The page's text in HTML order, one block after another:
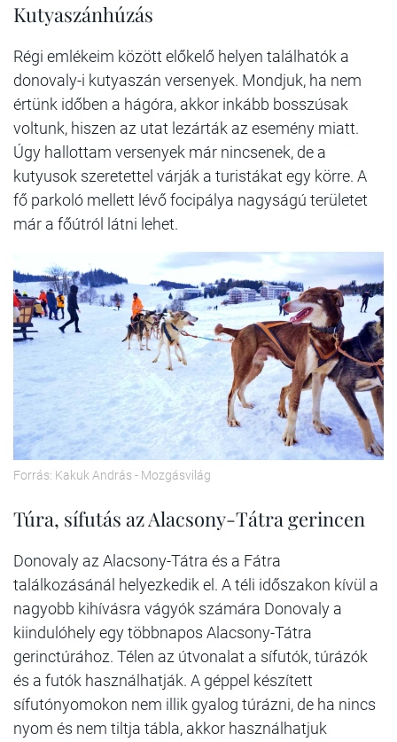
Kutyaszánhúzás
Régi emlékeim között előkelő helyen találhatók a
donovaly-i kutyaszán versenyek. Mondjuk, ha nem
értünk időben a hágóra, akkor inkább bosszúsak
voltunk, hiszen az utat lezárták az esemény miatt.
Úgy hallottam versenyek már nincsenek, de a
kutyusok szeretettel várják a turistákat egy körre. A
fő parkoló mellett lévő focipálya nagyságú területet
már a főútról látni lehet.
Forrás: Kakuk András - Mozgásvilág
Túra, sífutás az Alacsony-Tátra gerincen
Donovaly az Alacsony-Tátra és a Fátra
találkozásánál helyezkedik el. A téli időszakon kívül a
nagyobb kihívásra vágyók számára Donovaly a
kiindulóhely egy többnapos Alacsony-Tátra
gerinctúrához. Télen az útvonalat a sífutók, túrázók
és a futók használhatják. A géppel készített
sífutónyomokon nem illik gyalog túrázni, de ha nincs
nyom és nem tiltja tábla, akkor használhatjuk